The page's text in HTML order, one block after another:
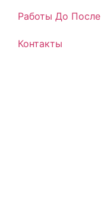
Работы До После
Контакты